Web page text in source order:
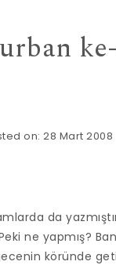
on: 28 Mart 2008
da
ne yapmış?
köründe